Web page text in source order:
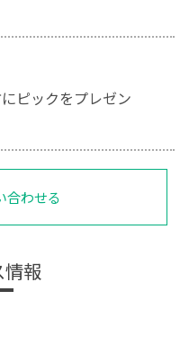
ピックをプレゼン
合わせる
情報